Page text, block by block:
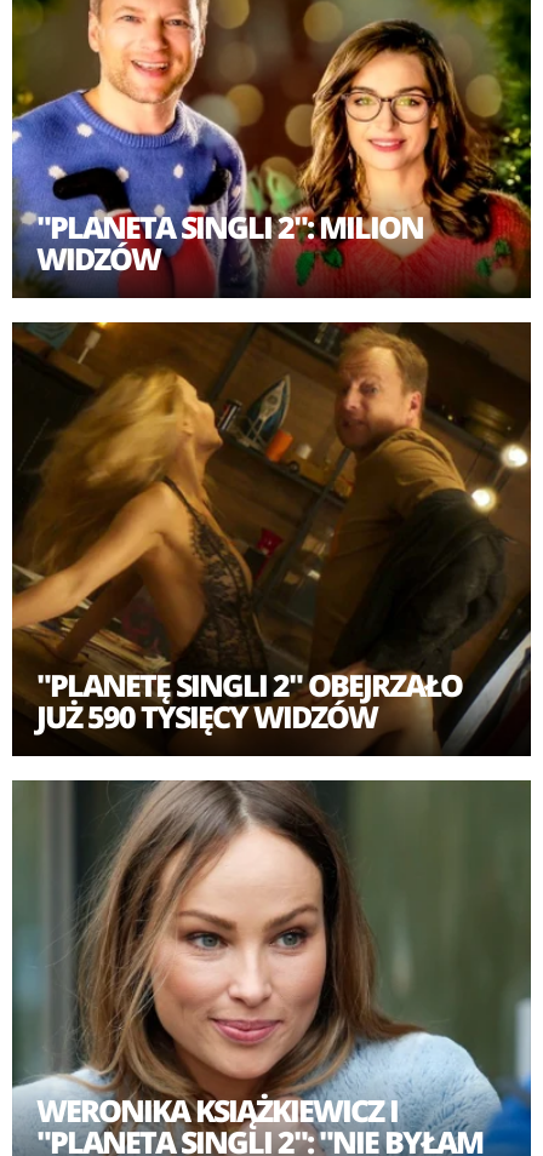
"PLANETA SINGLI 2": MILION
WIDZÓW
"PLANETĘ SINGLI 2" OBEJRZAŁO
JUŻ 590 TYSIĘCY WIDZÓW
WERONIKA KSIĄŻKIEWICZ I
"PLANETA SINGLI 2": "NIE BYŁAM